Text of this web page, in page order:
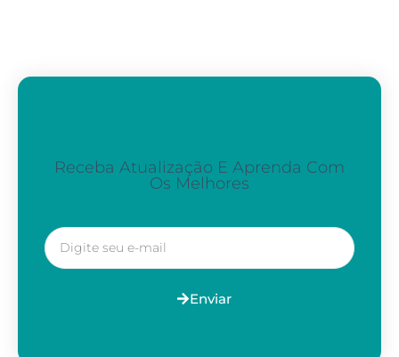
Receba Atualização E Aprenda Com
Os Melhores
Enviar